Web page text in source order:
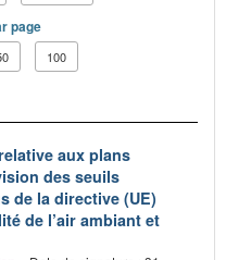
page
100
aux plans
des seuils
de la directive (UE)
de l’air ambiant et